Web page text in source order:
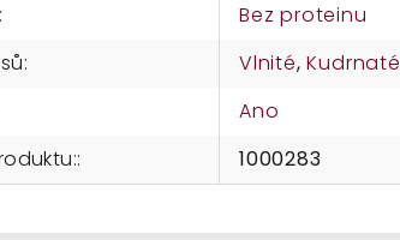
:
Bez proteinu
: Vlnité,Kudrnaté
Ano
: 1000283